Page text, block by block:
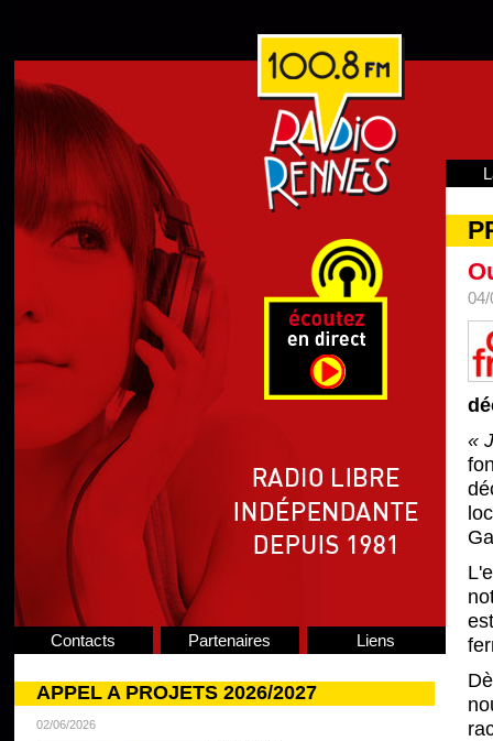
Contacts Partenaires Liens
APPEL A PROJETS 2026/2027
02/06/2026
04/
«